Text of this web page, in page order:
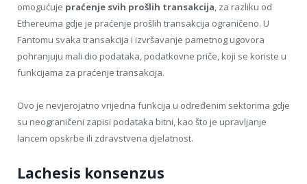
omogućuje praćenje svih prošlih transakcija, za razliku od
Ethereuma gdje je praćenje prošlih transakcija ograničeno. U
Fantomu svaka transakcija i izvršavanje pametnog ugovora
pohranjuju mali dio podataka, podatkovne priče, koji se koriste u
funkcijama za praćenje transakcija.
Ovo je nevjerojatno vrijedna funkcija u određenim sektorima gdje
su neograničeni zapisi podataka bitni, kao što je upravljanje
lancem opskrbe ili zdravstvena djelatnost.
Lachesis konsenzus